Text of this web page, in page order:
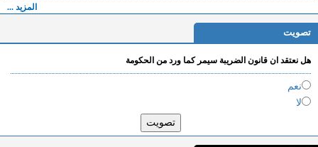
المزيد ...
تصويت
هل نعتقد ان قانون الضريبة سيمر كما ورد من الحكومة
نعم
لا